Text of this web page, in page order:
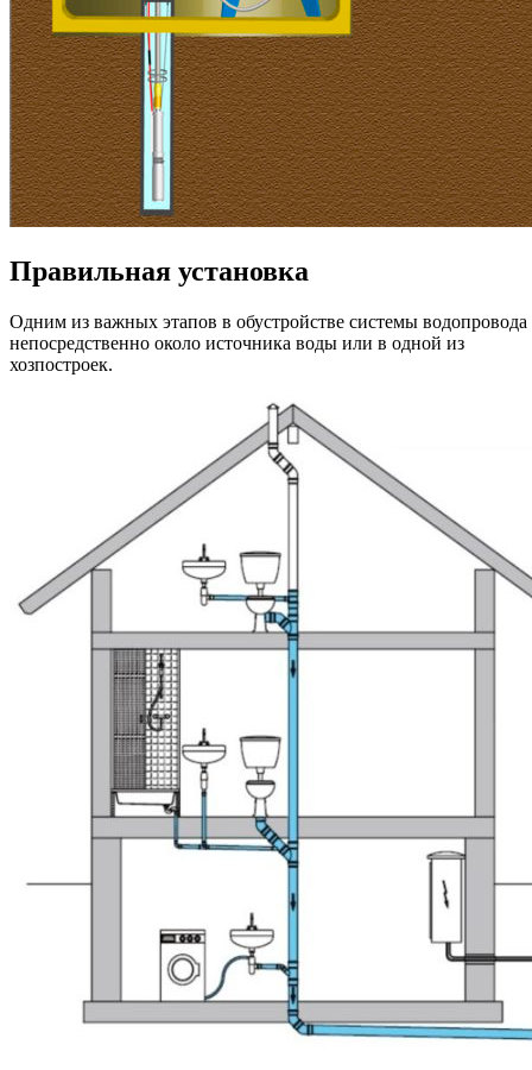
Правильная установка
Одним из важных этапов в обустройстве системы
непосредственно около источника воды или в одной из
хозпостроек.